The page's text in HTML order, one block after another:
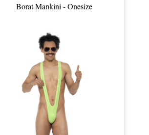
Borat Mankini - Onesize